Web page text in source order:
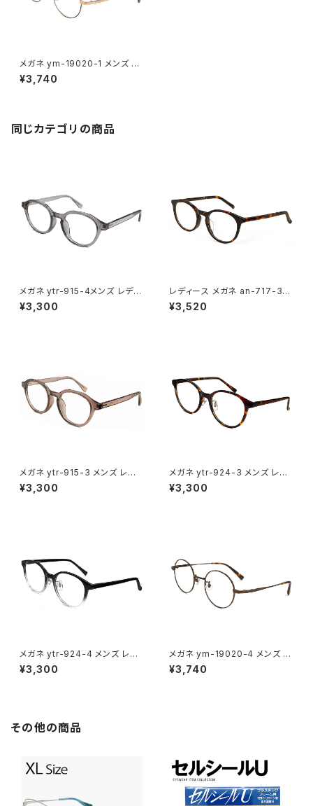
メガネ ym-19020-1 メンズ レ
ディース ユニセックス 眼鏡 おし
ゃれ 丸メガネ ラウンド 型 フレ
¥3,740
同じカテゴリの商品
メガネ ytr-915-4メンズ レディ
ース ユニセックス 眼鏡 おしゃ
れ クラウンパント 型 フレーム
¥3,300
レディース メガネ an-717-3
女性用 眼鏡 おしゃれ ボストン
型 フレーム ハバナ デミブラウン
¥3,520
メガネ ytr-915-3 メンズ レディ
ース ユニセックス 眼鏡 おしゃ
れ クラウンパント 型 フレーム
¥3,300
メガネ ytr-924-3 メンズ レデ
ィース ユニセックス 眼鏡 おしゃ
れ ボストン ボスリントン 型 フ
¥3,300
メガネ ytr-924-4 メンズ レデ
ィース ユニセックス 眼鏡 おしゃ
れ ボストン ボスリントン 型 フ
¥3,300
メガネ ym-19020-4 メンズ レ
ディース ユニセックス 眼鏡 おし
ゃれ 丸メガネ ラウンド 型 フレ
¥3,740
その他の商品